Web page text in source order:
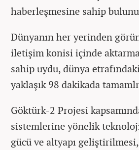
haberleşmesine sahip
Dünyanın her yerinden
iletişim konisi içinde
sahip uydu, dünya
yaklaşık 98 dakikada
Göktürk-2 Projesi
sistemlerine yönelik
gücü ve altyapı